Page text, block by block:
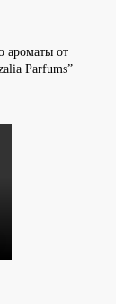
ароматы от
Parfums”